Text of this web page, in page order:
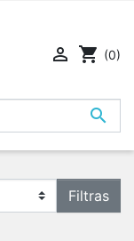

 shopping_cart (0)
Filtras